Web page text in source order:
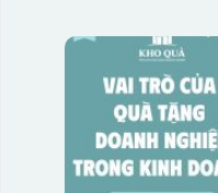
Hộp xi 2 cốc